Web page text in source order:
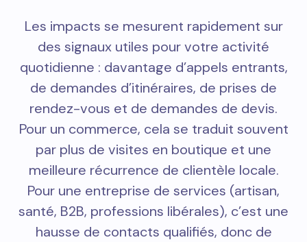
Les impacts se mesurent rapidement sur
des signaux utiles pour votre activité
quotidienne : davantage d’appels entrants,
de demandes d’itinéraires, de prises de
rendez-vous et de demandes de devis.
Pour un commerce, cela se traduit souvent
par plus de visites en boutique et une
meilleure récurrence de clientèle locale.
Pour une entreprise de services (artisan,
santé, B2B, professions libérales), c’est une
hausse de contacts qualifiés, donc de